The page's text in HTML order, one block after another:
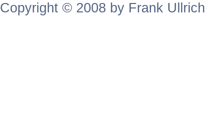
Copyright © 2008 by Frank Ullrich